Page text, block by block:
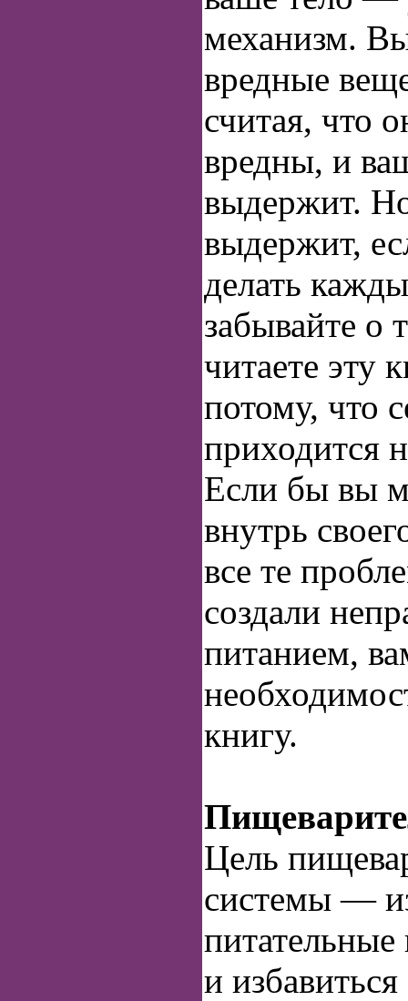
механизм.
вредные
считая, что
вредны, и
выдержит.
выдержит,
делать
забывайте о
читаете эту
потому, что
приходится
Если бы вы
внутрь
все те
создали
питанием,
книгу.
Цель
системы —
и